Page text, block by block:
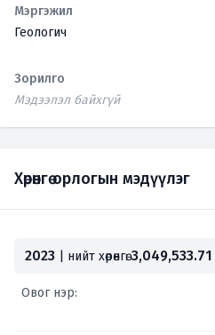
Мэргэжил
Геологич
Зорилго
Мэдээлэл байхгүй
Хөрөнгө орлогын мэдүүлэг
2023 | нийт хөрөнгө:3,049,533.71
Овог нэр: